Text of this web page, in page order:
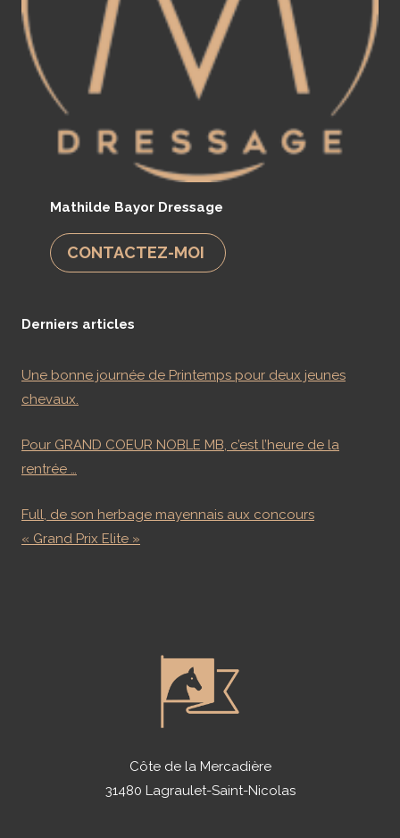
Mathilde Bayor Dressage
CONTACTEZ-MOI
Derniers articles
Une bonne journée de Printemps pour deux jeunes
chevaux.
Pour GRAND COEUR NOBLE MB, c’est l’heure de la
rentrée …
Full, de son herbage mayennais aux concours
« Grand Prix Elite »
Côte de la Mercadière
31480 Lagraulet-Saint-Nicolas